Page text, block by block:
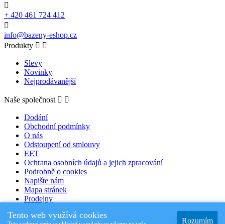

+ 420 461 724 412

info@bazeny-eshop.cz
Produkty  
Slevy
Novinky
Nejprodávanější
Naše společnost  
Dodání
Obchodní podmínky
O nás
Odstoupení od smlouvy
EET
Ochrana osobních údajů a jejich zpracování
Podrobně o cookies
Napište nám
Mapa stránek
Prodejny
© 2026 - Bazeny-eshop Ele. Polička.s.r.o. Bazénový specialista od
Tento web využívá cookies
Rozumím